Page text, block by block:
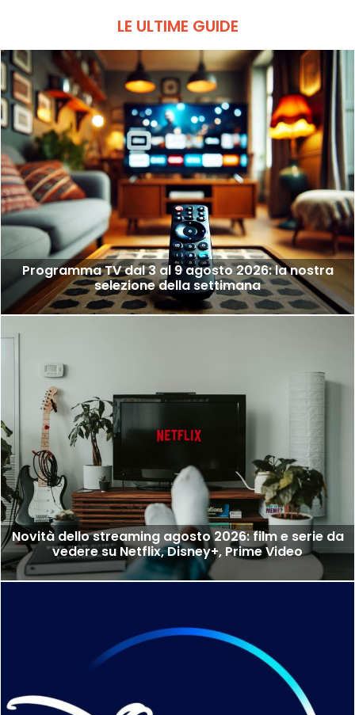
LE ULTIME GUIDE
Programma TV dal 3 al 9 agosto 2026: la nostra
selezione della settimana
Novità dello streaming agosto 2026: film e serie da
vedere su Netflix, Disney+, Prime Video